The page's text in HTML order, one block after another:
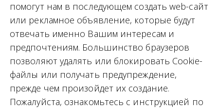
помогут нам в последующем создать web-сайт
или рекламное объявление, которые будут
отвечать именно Вашим интересам и
предпочтениям. Большинство браузеров
позволяют удалять или блокировать Cookie-
файлы или получать предупреждение,
прежде чем произойдет их создание.
Пожалуйста, ознакомьтесь с инструкцией по